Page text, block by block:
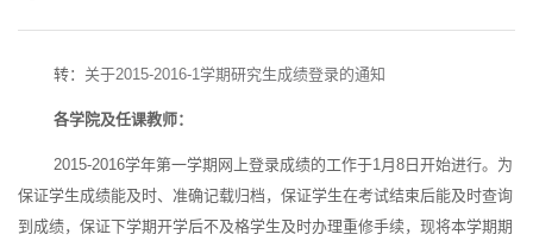
转： 关于2015-2016-1学期研究生成绩登录的通知
各学院及任课教师：
2015-2016学年第一学期网上登录成绩的工作于1月8日开始进行。为
保证学生成绩能及时、准确记载归档，保证学生在考试结束后能及时查询
到成绩，保证下学期开学后不及格学生及时办理重修手续，现将本学期期